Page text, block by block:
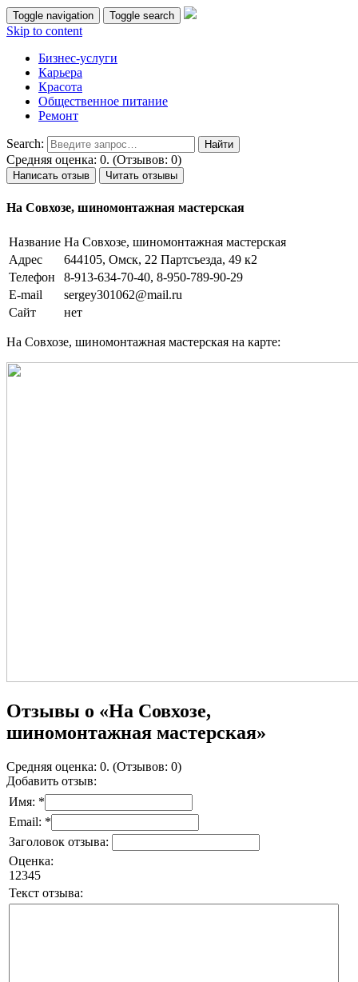
Toggle navigation Toggle search
Skip to content
Бизнес-услуги
Карьера
Красота
Общественное питание
Ремонт
Search:
Средняя оценка: 0. (Отзывов: 0)
Написать отзыв Читать отзывы
На Совхозе, шиномонтажная мастерская
Название На Совхозе, шиномонтажная мастерская
Адрес
644105, Омск, 22 Партсъезда, 49 к2
Телефон
8-913-634-70-40, 8-950-789-90-29
E-mail
sergey301062@mail.ru
Сайт
нет
На Совхозе, шиномонтажная мастерская на карте:
Отзывы о «На Совхозе,
шиномонтажная мастерская»
Средняя оценка: 0. (Отзывов: 0)
Добавить отзыв:
Имя: *
Email: *
Заголовок отзыва:
Оценка:
1 2345
Текст отзыва: